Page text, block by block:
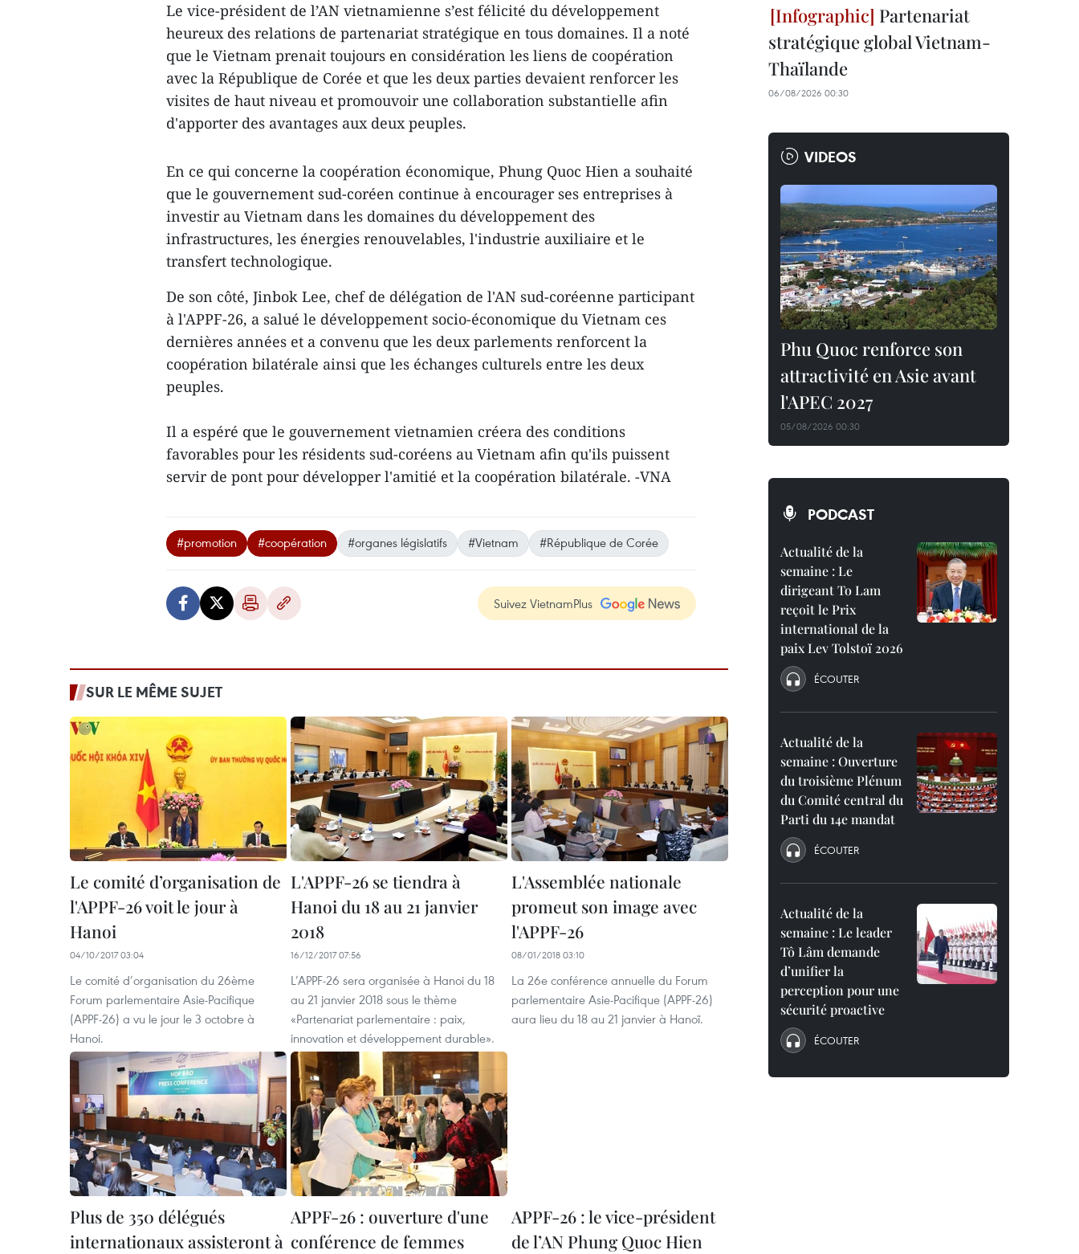
Le vice-président de l’AN vietnamienne s’est ​félicité du développement
heureux des relations de partenariat stratégique en tous domaines. Il a noté
que le Vietnam prenait toujours en considération les liens de coopération
avec la République de Corée et que les deux parties devaient renforcer les
visites de haut niveau et promouvoir une collaboration substantielle afin
d'apporter des avantages aux deux peuples.
En ce qui concerne la coopération économique, Phung Quoc Hien a souhaité
que le gouvernement sud-coréen continue à encourager ses entreprises à
investir au Vietnam dans les domaines du développement des
infrastructures, les énergies renouvelables, l'industrie auxiliaire et le
transfert technologique.
De son côté, Jinbok Lee, chef de délégation de l'AN sud-coréenne participant
à l'APPF-26, a salué le développement socio-économique du Vietnam ces
dernières années et a convenu que les deux parlements renforcent la
coopération bilatérale ainsi que les échanges culturels entre les deux
peuples.
Il a espéré que le gouvernement vietnamien créera des conditions
favorables pour les résidents sud-coréens au Vietnam afin qu'ils puissent
servir de pont pour développer l'amitié et la coopération bilatérale. -VNA
#promotion #coopération #organes législatifs #Vietnam #République de Corée
Suivez VietnamPlus
SUR LE MÊME SUJET
Le comité d’organisation de
l'APPF-26 voit le jour à
Hanoi
04/10/2017 03:04
Le comité d’organisation du 26ème
Forum parlementaire Asie-Pacifique
(APPF-26) a vu le jour le 3 octobre à
Hanoi.
L'APPF-26 se tiendra à
Hanoi du 18 au 21 janvier
2018
16/12/2017 07:56
L’APPF-26 sera organisée à Hanoi du 18
au 21 janvier 2018 sous le thème
«Partenariat parlementaire : paix,
innovation et développement durable».
L'Assemblée nationale
promeut son image avec
l'APPF-26
08/01/2018 03:10
La 26e conférence annuelle du Forum
parlementaire Asie-Pacifique (APPF-26)
aura lieu du 18 au 21 janvier à Hanoï.
Plus de 350 délégués
internationaux assisteront à
APPF-26 : ouverture d'une
conférence de femmes
APPF-26 : le vice-président
de l’AN Phung Quoc Hien
Partenariat
stratégique global Vietnam-
Thaïlande
06/08/2026 00:30
VIDEOS
Phu Quoc renforce son
attractivité en Asie avant
l'APEC 2027
05/08/2026 00:30
PODCAST
Actualité de la
semaine : Le
dirigeant To Lam
reçoit le Prix
international de la
paix Lev Tolstoï 2026
ÉCOUTER
Actualité de la
semaine : Ouverture
du troisième Plénum
du Comité central du
Parti du 14e mandat
ÉCOUTER
Actualité de la
semaine : Le leader
Tô Lâm demande
d’unifier la
perception pour une
sécurité proactive
ÉCOUTER